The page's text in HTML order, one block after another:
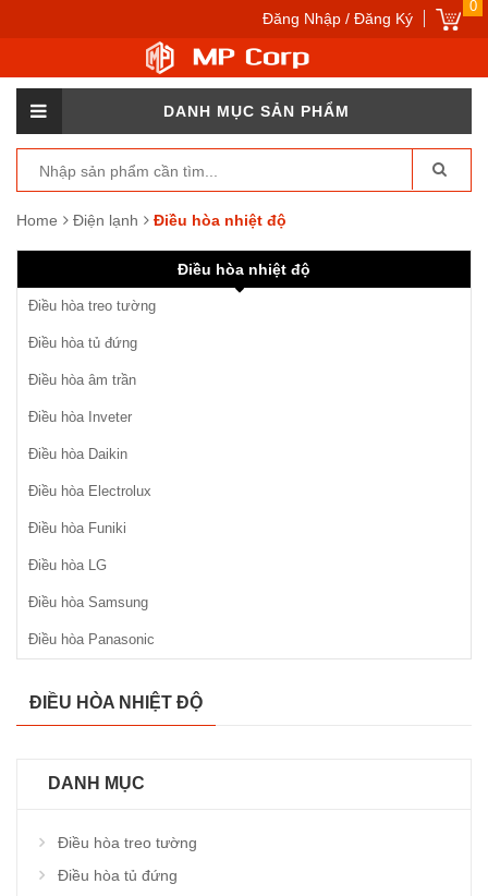
0
Đăng Nhập / Đăng Ký
DANH MỤC SẢN PHẨM
Home Điện lạnh Điều hòa nhiệt độ
Điều hòa nhiệt độ
Điều hòa treo tường
Điều hòa tủ đứng
Điều hòa âm trần
Điều hòa Inveter
Điều hòa Daikin
Điều hòa Electrolux
Điều hòa Funiki
Điều hòa LG
Điều hòa Samsung
Điều hòa Panasonic
ĐIỀU HÒA NHIỆT ĐỘ
DANH MỤC
Điều hòa treo tường
Điều hòa tủ đứng